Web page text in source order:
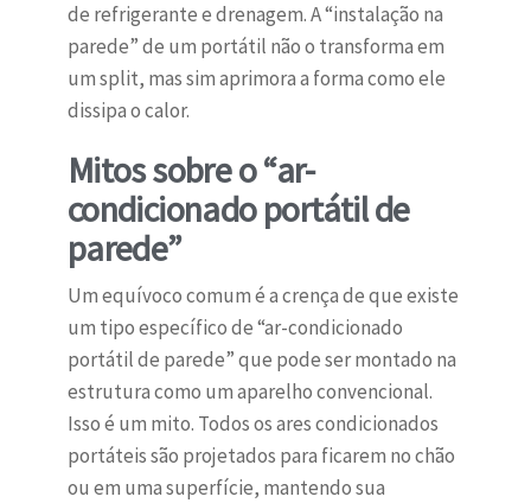
de refrigerante e drenagem. A “instalação na
parede” de um portátil não o transforma em
um split, mas sim aprimora a forma como ele
dissipa o calor.
Mitos sobre o “ar-
condicionado portátil de
parede”
Um equívoco comum é a crença de que existe
um tipo específico de “ar-condicionado
portátil de parede” que pode ser montado na
estrutura como um aparelho convencional.
Isso é um mito. Todos os ares condicionados
portáteis são projetados para ficarem no chão
ou em uma superfície, mantendo sua